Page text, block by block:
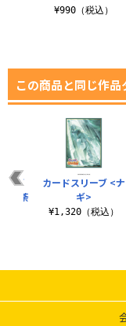
¥990（税込）
この商品と同じ作
ンブ
＜荼
カードスリーブ <ナ
ギ>
¥1,320（税込）